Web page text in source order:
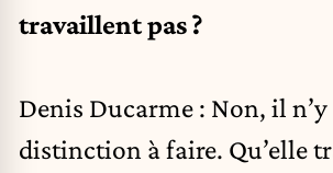
travaillent pas ?
Denis Ducarme : Non, il
distinction à faire. Qu’elle